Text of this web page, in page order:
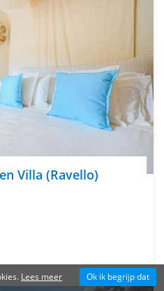
Villa (Ravello)
Lees meer Ok ik begrijp dat